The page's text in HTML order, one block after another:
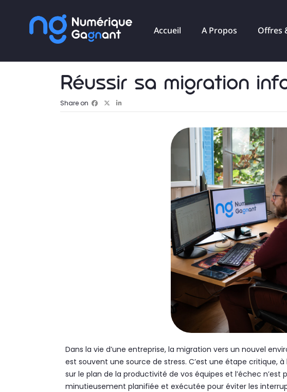
Accueil A Propos Offres
Réussir sa migration
Share on
Dans la vie d’une entreprise, la migration vers un nouvel
est souvent une source de stress. C’est une étape critique,
sur le plan de la productivité de vos équipes et l’échec
minutieusement planifiée et exécutée pour éviter les